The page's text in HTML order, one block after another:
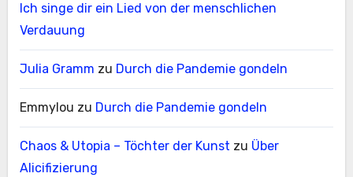
Ich singe dir ein Lied von der menschlichen
Verdauung
Julia Gramm zu Durch die Pandemie gondeln
Emmylou zu Durch die Pandemie gondeln
Chaos & Utopia – Töchter der Kunst zu Über
Alicifizierung